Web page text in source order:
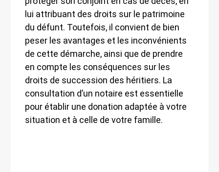
lui attribuant des droits sur le patrimoine
du défunt. Toutefois, il convient de bien
peser les avantages et les inconvénients
de cette démarche, ainsi que de prendre
en compte les conséquences sur les
droits de succession des héritiers. La
consultation d’un notaire est essentielle
pour établir une donation adaptée à votre
situation et à celle de votre famille.